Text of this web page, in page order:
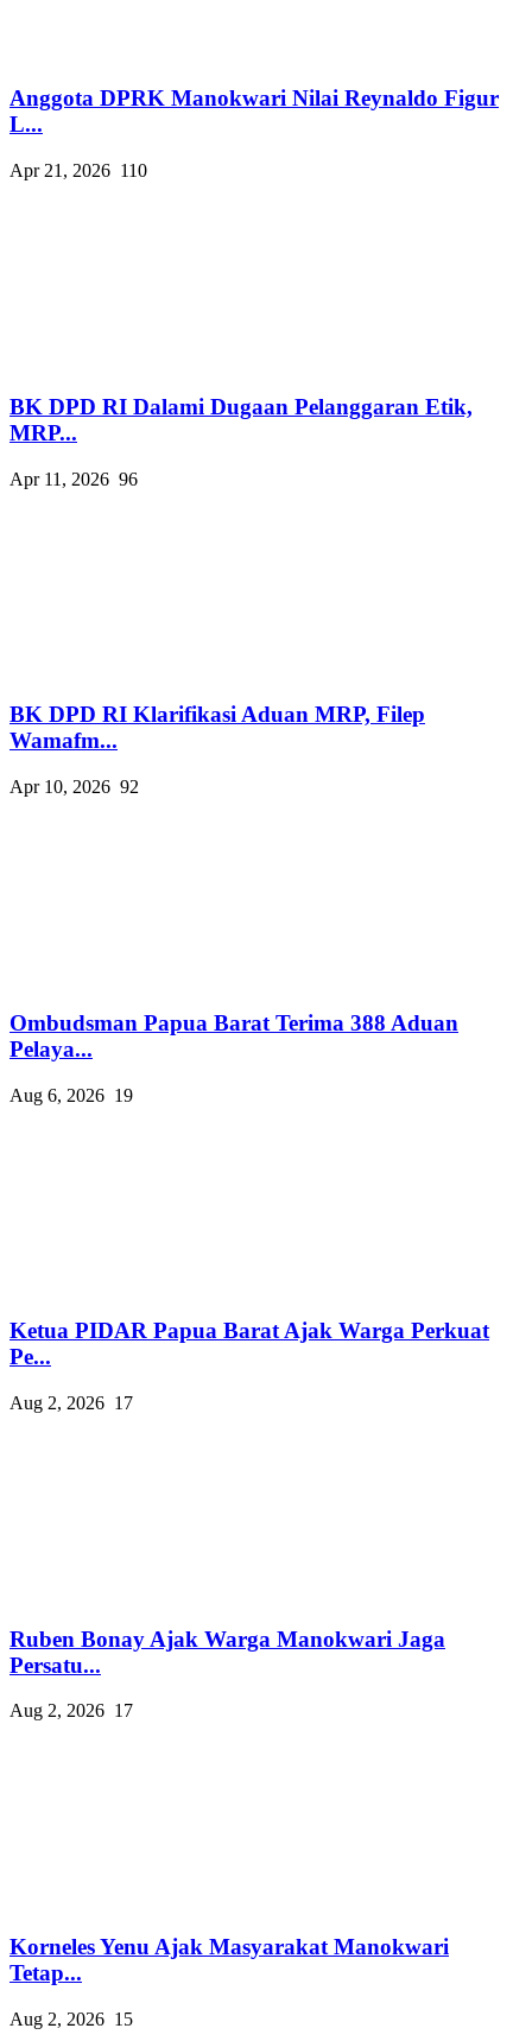
Anggota DPRK Manokwari Nilai Reynaldo Figur
L...
Apr 21, 2026 110
BK DPD RI Dalami Dugaan Pelanggaran Etik,
MRP...
Apr 11, 2026 96
BK DPD RI Klarifikasi Aduan MRP, Filep
Wamafm...
Apr 10, 2026 92
Ombudsman Papua Barat Terima 388 Aduan
Pelaya...
Aug 6, 2026 19
Ketua PIDAR Papua Barat Ajak Warga Perkuat
Pe...
Aug 2, 2026 17
Ruben Bonay Ajak Warga Manokwari Jaga
Persatu...
Aug 2, 2026 17
Korneles Yenu Ajak Masyarakat Manokwari
Tetap...
Aug 2, 2026 15